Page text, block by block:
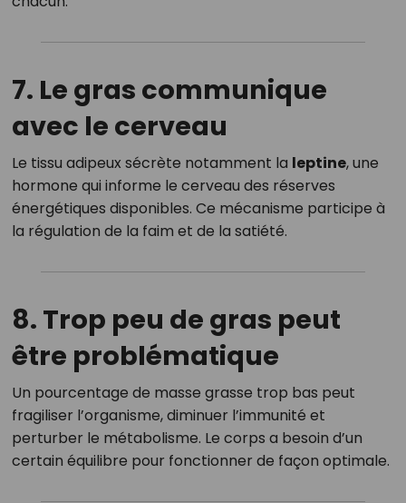
7. Le gras communique
avec le cerveau
Le tissu adipeux sécrète notamment la leptine, une
hormone qui informe le cerveau des réserves
énergétiques disponibles. Ce mécanisme participe à
la régulation de la faim et de la satiété.
8. Trop peu de gras peut
être problématique
Un pourcentage de masse grasse trop bas peut
fragiliser l’organisme, diminuer l’immunité et
perturber le métabolisme. Le corps a besoin d’un
certain équilibre pour fonctionner de façon optimale.